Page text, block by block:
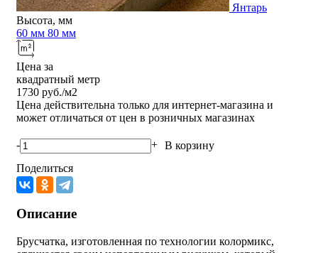
Янтарь
Высота, мм
60 мм 80 мм
Цена за
квадратный метр
1730 руб./м2
Цена действительна только для интернет-магазина и
может отличаться от цен в розничных магазинах
- + В корзину
Поделиться
Описание
Брусчатка, изготовленная по технологии колормикс,